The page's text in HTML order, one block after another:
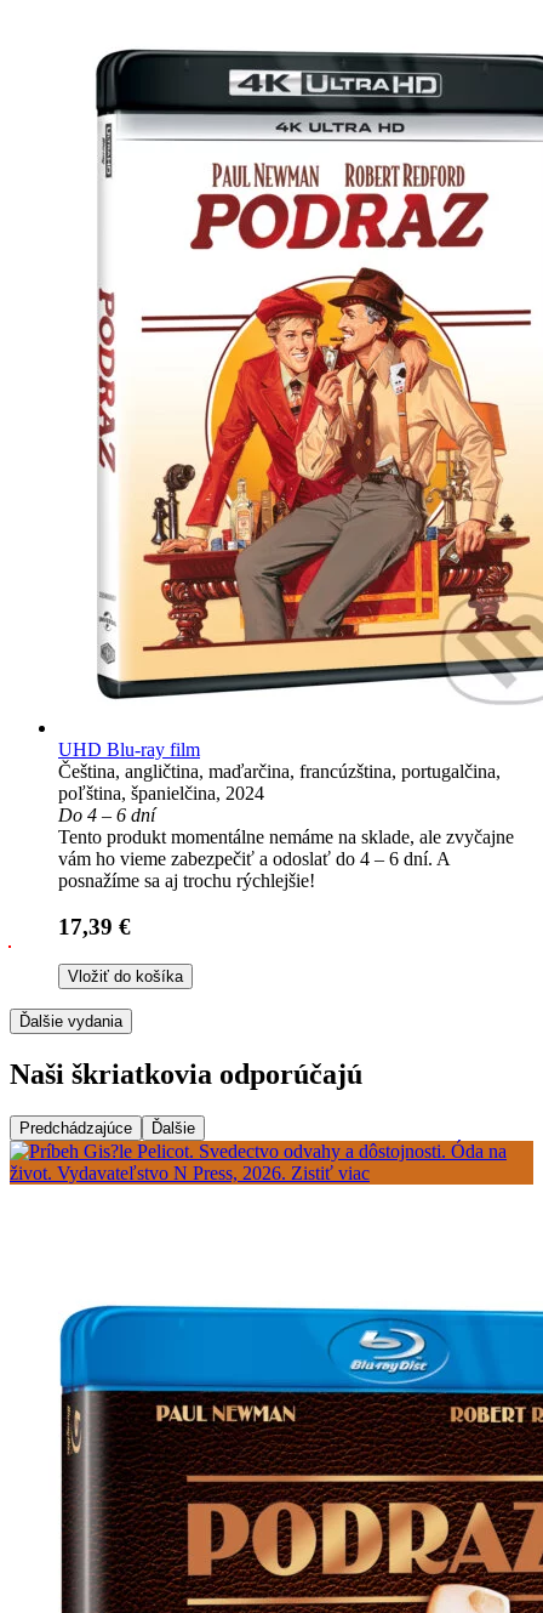
UHD Blu-ray film
Čeština, angličtina, maďarčina, francúzština, portugalčina,
poľština, španielčina, 2024
Do 4 – 6 dní
Tento produkt momentálne nemáme na sklade, ale zvyčajne
vám ho vieme zabezpečiť a odoslať do 4 – 6 dní. A
posnažíme sa aj trochu rýchlejšie!
17,39 €
Vložiť do košíka
Ďalšie vydania
Naši škriatkovia odporúčajú
Predchádzajúce Ďalšie